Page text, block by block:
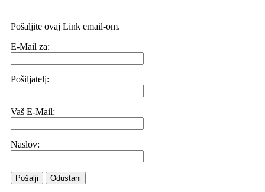
Pošaljite ovaj Link email-om.
E-Mail za:
Pošiljatelj:
Vaš E-Mail:
Naslov:
Pošalji Odustani